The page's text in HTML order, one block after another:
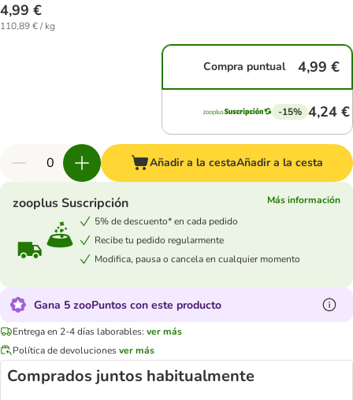
4,99 €
110,89 € / kg
Compra puntual 4,99 €
-15% 4,24 €
Añadir a la cestaAñadir a la cesta
zooplus Suscripción
Más información
5% de descuento* en cada pedido
Recibe tu pedido regularmente
Modifica, pausa o cancela en cualquier momento
Gana 5 zooPuntos con este producto
Entrega en 2-4 días laborables: ver más
Política de devolucionesver más
Comprados juntos habitualmente